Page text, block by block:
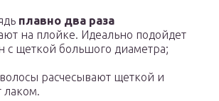
плавно два раза
на плойке. Идеально подойдет
с щеткой большого диаметра;
расчесывают щеткой и